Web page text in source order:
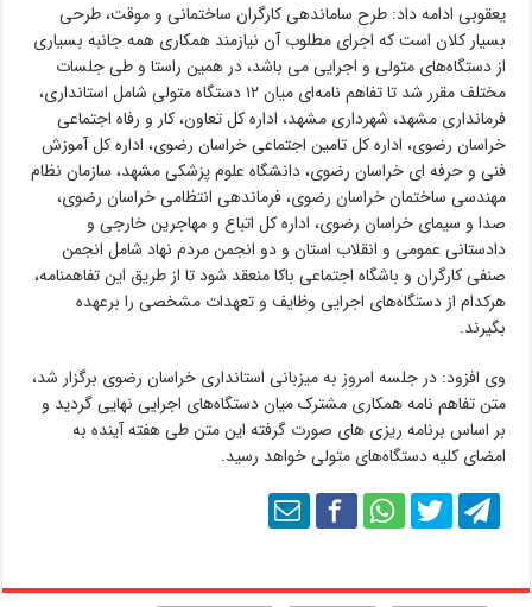
یعقوبی ادامه داد: طرح ساماندهی کارگران ساختمانی و موقت، طرحی
بسیار کلان است که اجرای مطلوب آن نیازمند همکاری همه جانبه بسیاری
از دستگاه‌های متولی و اجرایی می باشد، در همین راستا و طی جلسات
مختلف مقرر شد تا تفاهم‌ نامه‌ای میان ۱۲ دستگاه متولی شامل استانداری،
فرمانداری مشهد، شهرداری مشهد، اداره کل تعاون، کار و رفاه اجتماعی
خراسان رضوی، اداره کل تامین اجتماعی خراسان رضوی، اداره کل آموزش
فنی و حرفه ای خراسان رضوی، دانشگاه علوم پزشکی مشهد، سازمان نظام
مهندسی ساختمان خراسان رضوی، فرماندهی انتظامی خراسان رضوی،
صدا و سیمای خراسان رضوی، اداره کل اتباع و مهاجرین خارجی و
دادستانی عمومی و انقلاب استان و دو انجمن مردم نهاد شامل انجمن
صنفی کارگران و باشگاه اجتماعی باکا منعقد شود تا از طریق این تفاهمنامه،
هرکدام از دستگاه‌های اجرایی وظایف و تعهدات مشخصی را برعهده
بگیرند.
وی افزود: در جلسه امروز به میزبانی استانداری خراسان رضوی برگزار شد،
متن تفاهم نامه همکاری مشترک میان دستگاه‌های اجرایی نهایی گردید و
بر اساس برنامه ریزی های صورت گرفته این متن طی هفته آینده به
امضای کلیه دستگاه‌های متولی خواهد رسید.